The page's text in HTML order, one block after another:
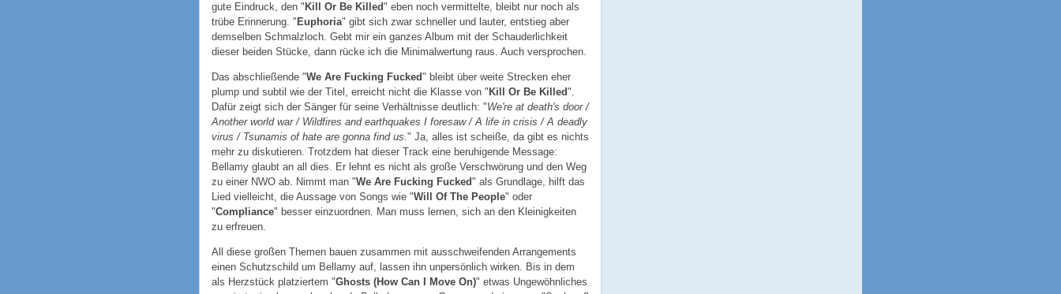
gute Eindruck, den " Kill Or Be Killed" eben noch vermittelte, bleibt nur noch als
trübe Erinnerung. " Euphoria" gibt sich zwar schneller und lauter, entstieg aber
demselben Schmalzloch. Gebt mir ein ganzes Album mit der Schauderlichkeit
dieser beiden Stücke, dann rücke ich die Minimalwertung raus. Auch versprochen.
Das abschließende "We Are Fucking Fucked" bleibt über weite Strecken eher
plump und subtil wie der Titel, erreicht nicht die Klasse von " Kill Or Be Killed".
Dafür zeigt sich der Sänger für seine Verhältnisse deutlich: "We're at death's door /
Another world war / Wildfires and earthquakes I foresaw / A life in crisis / A deadly
virus / Tsunamis of hate are gonna find us." Ja, alles ist scheiße, da gibt es nichts
mehr zu diskutieren. Trotzdem hat dieser Track eine beruhigende Message:
Bellamy glaubt an all dies. Er lehnt es nicht als große Verschwörung und den Weg
zu einer NWO ab. Nimmt man "We Are Fucking Fucked" als Grundlage, hilft das
Lied vielleicht, die Aussage von Songs wie "Will Of The People" oder
"Compliance" besser einzuordnen. Man muss lernen, sich an den Kleinigkeiten
zu erfreuen.
All diese großen Themen bauen zusammen mit ausschweifenden Arrangements
einen Schutzschild um Bellamy auf, lassen ihn unpersönlich wirken. Bis in dem
als Herzstück platziertem "Ghosts (How Can I Move On)" etwas Ungewöhnliches